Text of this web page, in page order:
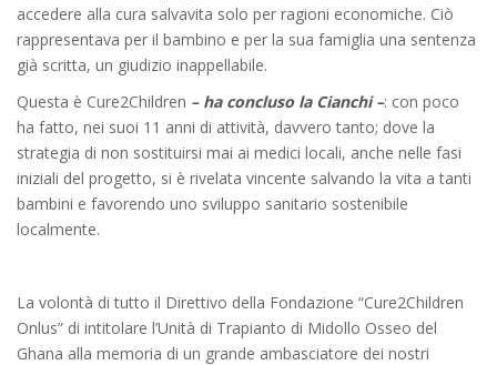
accedere alla cura salvavita solo per ragioni economiche. Ciò
rappresentava per il bambino e per la sua famiglia una sentenza
già scritta, un giudizio inappellabile.
Questa è Cure2Children – ha concluso la Cianchi –: con poco
ha fatto, nei suoi 11 anni di attività, davvero tanto; dove la
strategia di non sostituirsi mai ai medici locali, anche nelle fasi
iniziali del progetto, si è rivelata vincente salvando la vita a tanti
bambini e favorendo uno sviluppo sanitario sostenibile
localmente.
La volontà di tutto il Direttivo della Fondazione “Cure2Children
Onlus” di intitolare l’Unità di Trapianto di Midollo Osseo del
Ghana alla memoria di un grande ambasciatore dei nostri